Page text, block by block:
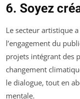
6. Soyez
Le secteur artistique
l’engagement du
projets intégrant des
changement
le dialogue, tout en
mentale.